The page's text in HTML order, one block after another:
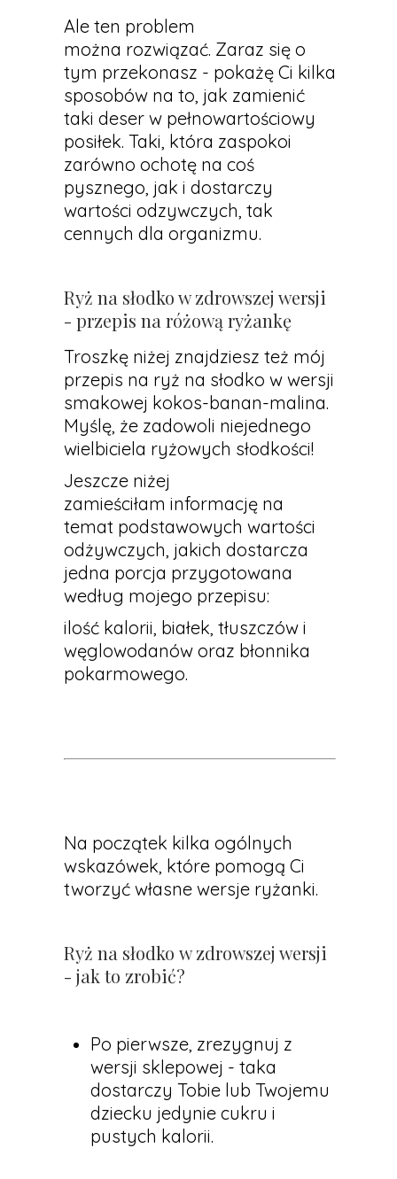
Ale ten problem
można rozwiązać. Zaraz się o
tym przekonasz - pokażę Ci kilka
sposobów na to, jak zamienić
taki deser w pełnowartościowy
posiłek. Taki, która zaspokoi
zarówno ochotę na coś
pysznego, jak i dostarczy
wartości odzywczych, tak
cennych dla organizmu.
Ryż na słodko w zdrowszej wersji
- przepis na różową ryżankę
Troszkę niżej znajdziesz też mój
przepis na ryż na słodko w wersji
smakowej kokos-banan-malina.
Myślę, że zadowoli niejednego
wielbiciela ryżowych słodkości!
Jeszcze niżej
zamieściłam informację na
temat podstawowych wartości
odżywczych, jakich dostarcza
jedna porcja przygotowana
według mojego przepisu:
ilość kalorii, białek, tłuszczów i
węglowodanów oraz błonnika
pokarmowego.
Na początek kilka ogólnych
wskazówek, które pomogą Ci
tworzyć własne wersje ryżanki.
Ryż na słodko w zdrowszej wersji
- jak to zrobić?
Po pierwsze, zrezygnuj z
wersji sklepowej - taka
dostarczy Tobie lub Twojemu
dziecku jedynie cukru i
pustych kalorii.